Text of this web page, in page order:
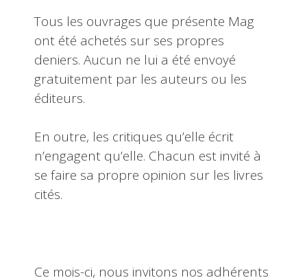
Tous les ouvrages que présente Mag
ont été achetés sur ses propres
deniers. Aucun ne lui a été envoyé
gratuitement par les auteurs ou les
éditeurs.
En outre, les critiques qu’elle écrit
n’engagent qu’elle. Chacun est invité à
se faire sa propre opinion sur les livres
cités.
Ce mois-ci, nous invitons nos adhérents